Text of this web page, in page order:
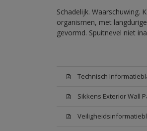
Schadelijk. Waarschuwing.
organismen, met
gevormd. Spuitnevel niet
Technisch
Sikkens Exterior Wall